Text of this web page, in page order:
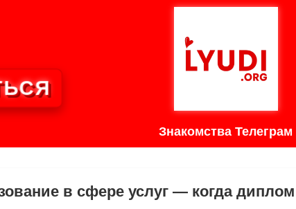
Знакомства Телеграм
в сфере услуг — когда